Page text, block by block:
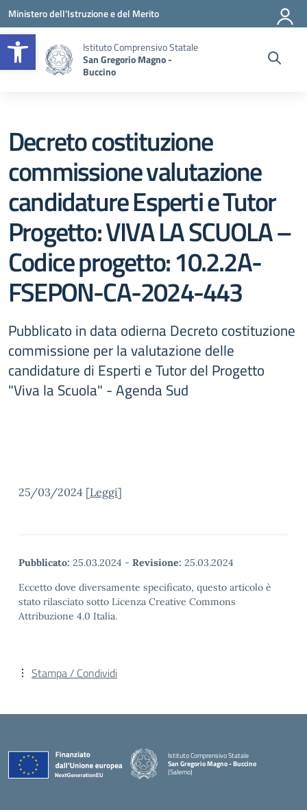
Apri la barra degli strumenti
Vai ai contenuti
Vai al menu di navigazione
Vai al footer
Ministero dell'Istruzione e del Merito
Istituto Comprensivo Statale
San Gregorio Magno -
Buccino
Decreto costituzione
commissione valutazione
candidature Esperti e Tutor
Progetto: VIVA LA SCUOLA –
Codice progetto: 10.2.2A-
FSEPON-CA-2024-443
Pubblicato in data odierna Decreto costituzione
commissione per la valutazione delle
candidature di Esperti e Tutor del Progetto
"Viva la Scuola" - Agenda Sud
25/03/2024 [Leggi]
Pubblicato: 25.03.2024 - Revisione: 25.03.2024
Eccetto dove diversamente specificato, questo articolo è
stato rilasciato sotto Licenza Creative Commons
Attribuzione 4.0 Italia.
Stampa / Condividi
Istituto Comprensivo Statale
San Gregorio Magno - Buccino
(Salerno)